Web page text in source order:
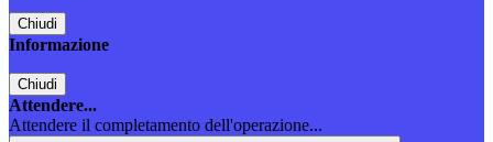
Chiudi
Informazione
Chiudi
Attendere...
Attendere il completamento dell'operazione...